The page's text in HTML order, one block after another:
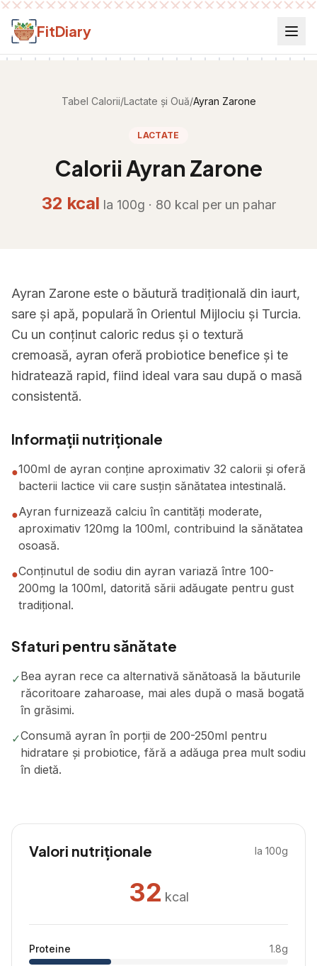
Salt la conținut
FitDiary
Tabel Calorii/Lactate și Ouă/Ayran Zarone
LACTATE
CaloriiAyran Zarone
32 kcal la 100g · 80 kcal per un pahar
Ayran Zarone este o băutură tradițională din iaurt,
sare și apă, populară în Orientul Mijlociu și Turcia.
Cu un conținut caloric redus și o textură
cremoasă, ayran oferă probiotice benefice și te
hidratează rapid, fiind ideal vara sau după o masă
consistentă.
Informații nutriționale
●100ml de ayran conține aproximativ 32 calorii și oferă
bacterii lactice vii care susțin sănătatea intestinală.
●Ayran furnizează calciu în cantități moderate,
aproximativ 120mg la 100ml, contribuind la sănătatea
osoasă.
●Conținutul de sodiu din ayran variază între 100-
200mg la 100ml, datorită sării adăugate pentru gust
tradițional.
Sfaturi pentru sănătate
✓Bea ayran rece ca alternativă sănătoasă la băuturile
răcoritoare zaharoase, mai ales după o masă bogată
în grăsimi.
✓Consumă ayran în porții de 200-250ml pentru
hidratare și probiotice, fără a adăuga prea mult sodiu
în dietă.
Valori nutriționale la 100g
32 kcal
Proteine 1.8g